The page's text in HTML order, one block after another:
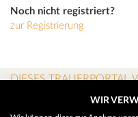
Noch nicht registriert?
zur Registrierung
DIESES TRAUERPORTAL
WIR